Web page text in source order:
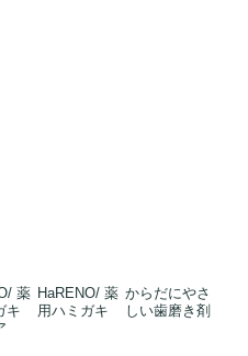
薬
キ
HaRENO/ 薬
用ハミガキ
からだにやさ
しい歯磨き剤